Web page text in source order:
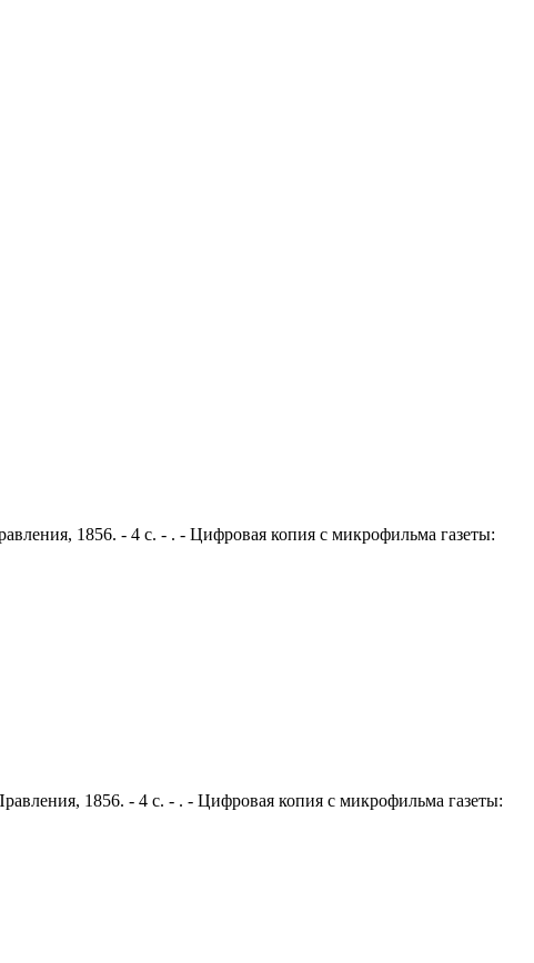
1856. - 4 с. - . - Цифровая копия с микрофильма газеты:
1856. - 4 с. - . - Цифровая копия с микрофильма газеты: